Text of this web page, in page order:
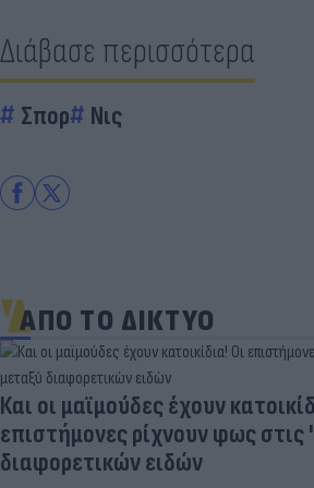
Διάβασε περισσότερα
Σπορ Νις
ΑΠΟ ΤΟ ΔΙΚΤΥΟ
Και οι μαϊμούδες έχουν
επιστήμονες ρίχνουν φως στις
διαφορετικών ειδών